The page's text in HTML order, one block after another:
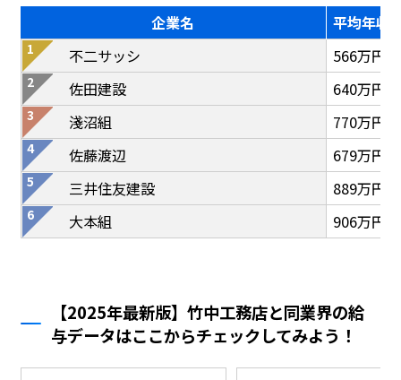
企業名
平均年収
不二サッシ
566万円
佐田建設
640万円
淺沼組
770万円
佐藤渡辺
679万円
三井住友建設
889万円
大本組
906万円
【2025年最新版】竹中工務店と同業界の給
与データはここからチェックしてみよう！